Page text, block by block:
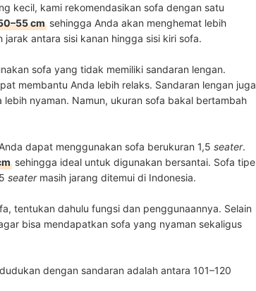
kecil, kami rekomendasikan sofa dengan satu
cm sehingga Anda akan menghemat lebih
antara sisi kanan hingga sisi kiri sofa.
sofa yang tidak memiliki sandaran lengan.
membantu Anda lebih relaks. Sandaran lengan juga
nyaman. Namun, ukuran sofa bakal bertambah
dapat menggunakan sofa berukuran 1,5 seater.
sehingga ideal untuk digunakan bersantai. Sofa tipe
seater masih jarang ditemui di Indonesia.
tentukan dahulu fungsi dan penggunaannya. Selain
bisa mendapatkan sofa yang nyaman sekaligus
dengan sandaran adalah antara 101–120